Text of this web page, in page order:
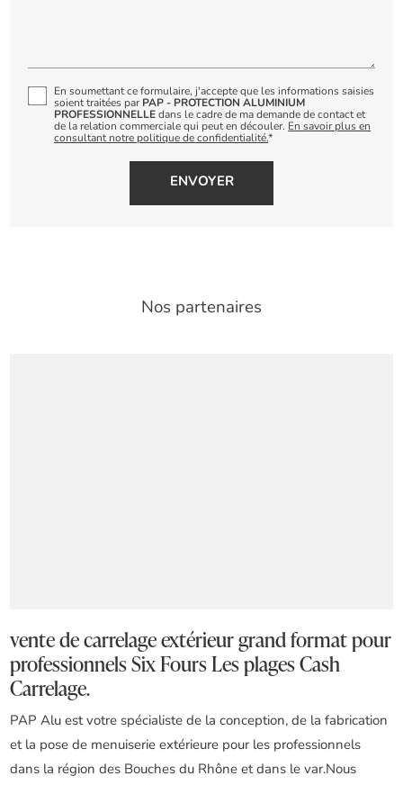
En soumettant ce formulaire, j'accepte que les informations saisies
soient traitées par PAP - PROTECTION ALUMINIUM
PROFESSIONNELLE dans le cadre de ma demande de contact et
de la relation commerciale qui peut en découler. En savoir plus en
consultant notre politique de confidentialité.*
Nos partenaires
vente de carrelage extérieur grand format pour
professionnels Six Fours Les plages Cash
Carrelage.
PAP Alu est votre spécialiste de la conception, de la fabrication
et la pose de menuiserie extérieure pour les professionnels
dans la région des Bouches du Rhône et dans le var.Nous